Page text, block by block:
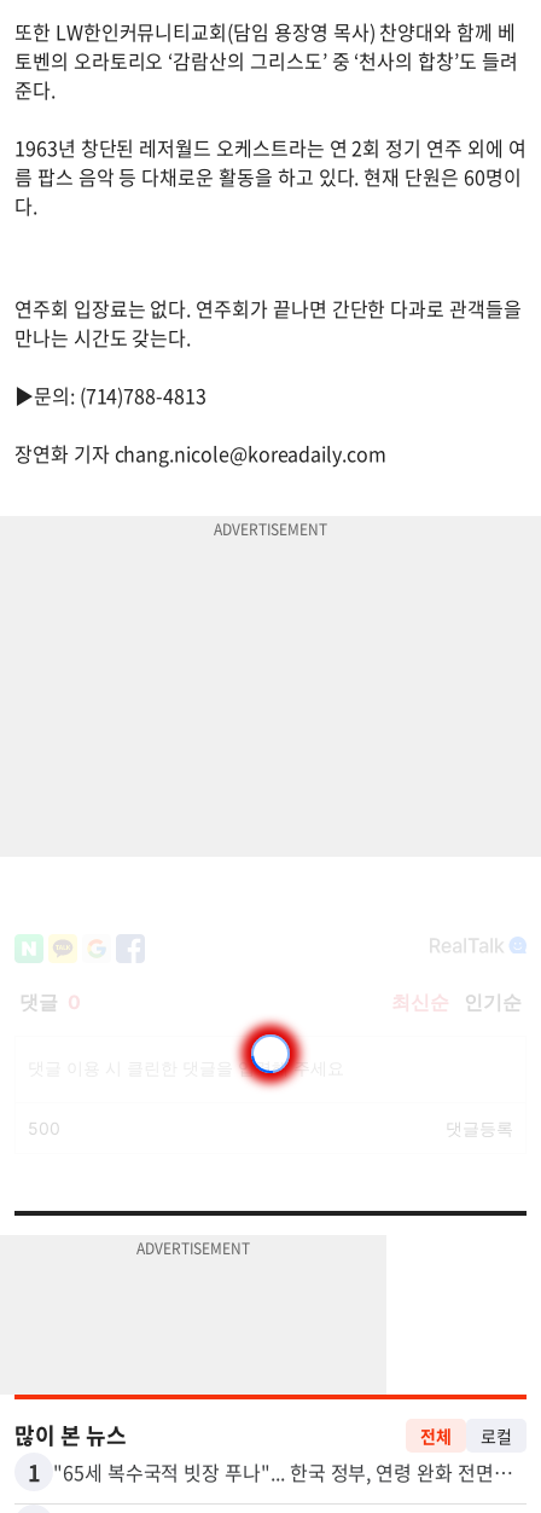
또한 LW한인커뮤니티교회(담임 용장영 목사) 찬양대와 함께 베
토벤의 오라토리오 ‘감람산의 그리스도’ 중 ‘천사의 합창’도 들려
준다.
1963년 창단된 레저월드 오케스트라는 연 2회 정기 연주 외에 여
름 팝스 음악 등 다채로운 활동을 하고 있다. 현재 단원은 60명이
다.
연주회 입장료는 없다. 연주회가 끝나면 간단한 다과로 관객들을
만나는 시간도 갖는다.
▶문의: (714)788-4813
장연화 기자chang.nicole@koreadaily.com